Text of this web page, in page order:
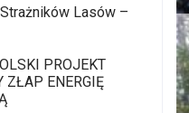
Lasów –
PROJEKT
ZŁAP ENERGIĘ